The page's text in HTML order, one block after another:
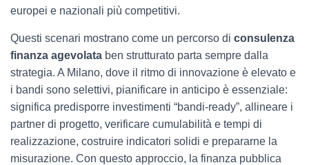
europei e nazionali più competitivi.
Questi scenari mostrano come un percorso di consulenza
finanza agevolata ben strutturato parta sempre dalla
strategia. A Milano, dove il ritmo di innovazione è elevato e
i bandi sono selettivi, pianificare in anticipo è essenziale:
significa predisporre investimenti “bandi-ready”, allineare i
partner di progetto, verificare cumulabilità e tempi di
realizzazione, costruire indicatori solidi e prepararne la
misurazione. Con questo approccio, la finanza pubblica